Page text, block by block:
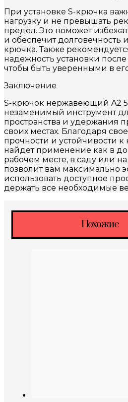
При установке S-крючка
нагрузку и не превышать
предел. Это поможет
и обеспечит долговечность
крючка. Также
надежность установки
чтобы быть уверенными в
Заключение
S-крючок нержавеющий A2
незаменимый инструмент
пространства и удержания
своих местах. Благодаря
прочности и устойчивости к
найдет применение как в
рабочем месте, в саду или на
позволит вам максимально
использовать доступное
держать все необходимые
Похожие